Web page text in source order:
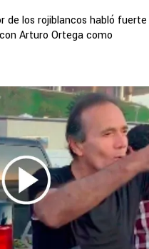
de los rojiblancos habló fuerte
Arturo Ortega como